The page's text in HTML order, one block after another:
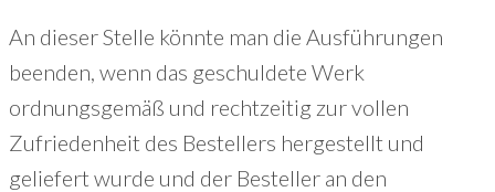
An dieser Stelle könnte man die Ausführungen
beenden, wenn das geschuldete Werk
ordnungsgemäß und rechtzeitig zur vollen
Zufriedenheit des Bestellers hergestellt und
geliefert wurde und der Besteller an den